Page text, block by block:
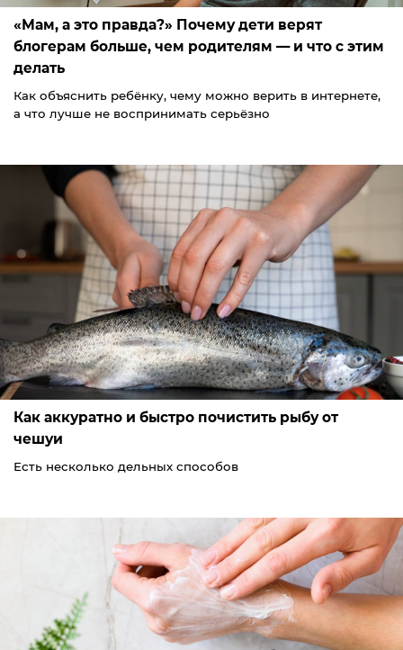
«Мам, а это правда?» Почему дети верят
блогерам больше, чем родителям — и что с этим
делать
Как объяснить ребёнку, чему можно верить в интернете,
а что лучше не воспринимать серьёзно
Как аккуратно и быстро почистить рыбу от
чешуи
Есть несколько дельных способов